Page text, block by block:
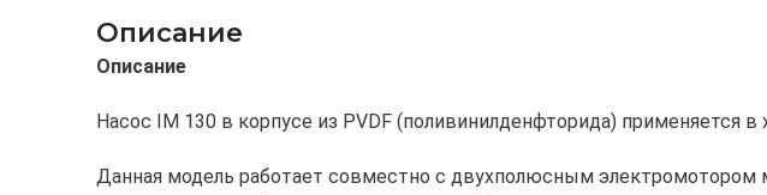
Описание
Описание
Насос IM 130 в корпусе из PVDF (поливинилденфторида)
Данная модель работает совместно с двухполюсным электромотором